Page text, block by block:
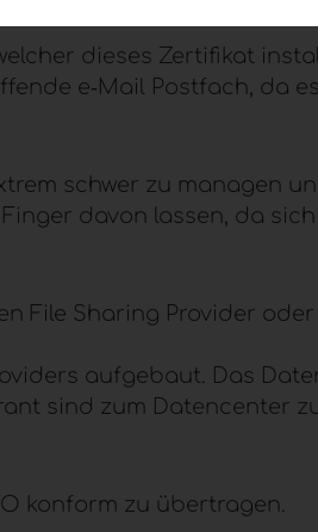
dieses Zertifikat
e‑Mail Postfach, da
schwer zu managen
davon lassen, da
File Sharing Provider oder
aufgebaut. Das
sind zum Datencenter
konform zu übertragen.